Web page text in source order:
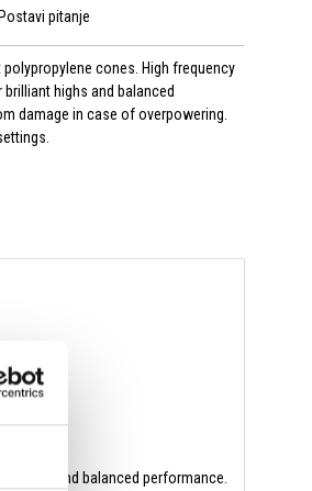
Postavi pitanje
cones. High frequency
highs and balanced
damage in case of overpowering.
highs and balanced performance.